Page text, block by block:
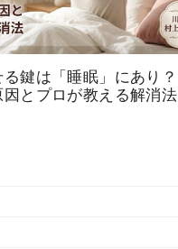
鍵は「睡眠」にあり？
とプロが教える解消法